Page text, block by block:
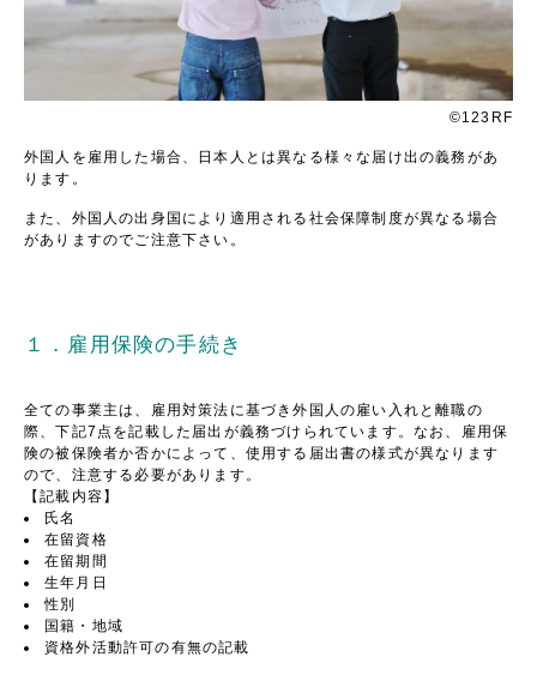
©123RF
外国人を雇用した場合、日本人とは異なる様々な届け出の義務があ
ります。
また、外国人の出身国により適用される社会保障制度が異なる場合
がありますのでご注意下さい。
１．雇用保険の手続き
全ての事業主は、雇用対策法に基づき外国人の雇い入れと離職の
際、下記7点を記載した届出が義務づけられています。なお、雇用保
険の被保険者か否かによって、使用する届出書の様式が異なります
ので、注意する必要があります。
【記載内容】
氏名
在留資格
在留期間
生年月日
性別
国籍・地域
資格外活動許可の有無の記載